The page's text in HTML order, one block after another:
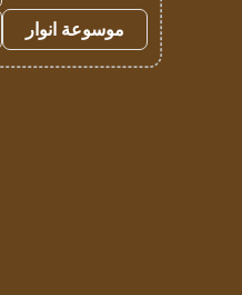
موسوعة انوار